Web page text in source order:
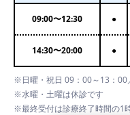
09:00〜12:30 ●
14:30〜20:00 ●
※日曜・祝日 09：00～13：
※水曜・土曜は休診です
※最終受付は診療終了時間の1